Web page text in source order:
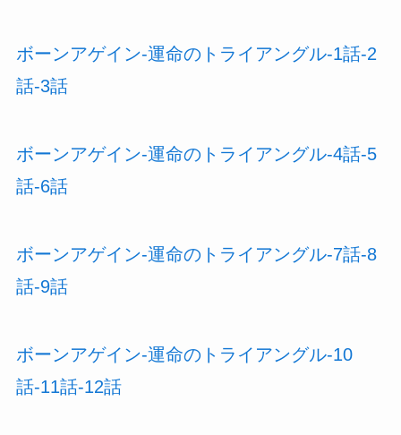
ボーンアゲイン-運命のトライアングル-1話-2
話-3話
ボーンアゲイン-運命のトライアングル-4話-5
話-6話
ボーンアゲイン-運命のトライアングル-7話-8
話-9話
ボーンアゲイン-運命のトライアングル-10
話-11話-12話